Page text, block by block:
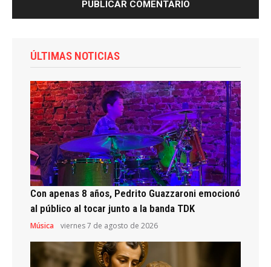
ÚLTIMAS NOTICIAS
Con apenas 8 años, Pedrito Guazzaroni emocionó
al público al tocar junto a la banda TDK
Música viernes 7 de agosto de 2026